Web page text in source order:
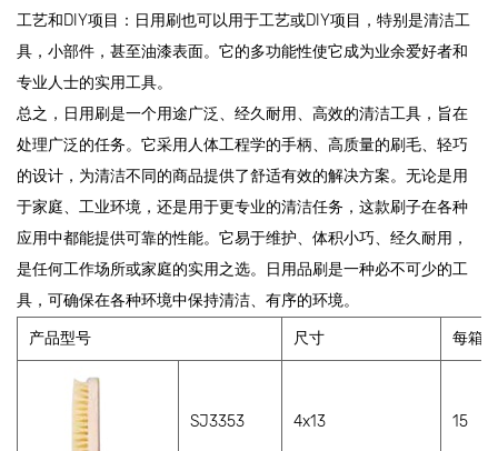
工艺和DIY项目：日用刷也可以用于工艺或DIY项目，特别是清洁工
具，小部件，甚至油漆表面。它的多功能性使它成为业余爱好者和
专业人士的实用工具。
总之，日用刷是一个用途广泛、经久耐用、高效的清洁工具，旨在
处理广泛的任务。它采用人体工程学的手柄、高质量的刷毛、轻巧
的设计，为清洁不同的商品提供了舒适有效的解决方案。无论是用
于家庭、工业环境，还是用于更专业的清洁任务，这款刷子在各种
应用中都能提供可靠的性能。它易于维护、体积小巧、经久耐用，
是任何工作场所或家庭的实用之选。日用品刷是一种必不可少的工
具，可确保在各种环境中保持清洁、有序的环境。
产品型号
尺寸 每箱
SJ3353 4x13 15